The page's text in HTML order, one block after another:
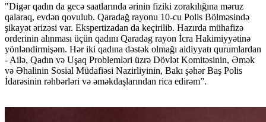
"Digər qadın da gecə saatlarında ərinin fiziki zorakılığına məruz
qalaraq, evdən qovulub. Qaradağ rayonu 10-cu Polis Bölməsində
şikayət ərizəsi var. Ekspertizadan da keçirilib. Hazırda mühafizə
orderinin alınması üçün qadını Qaradag rayon İcra Hakimiyyətinə
yönləndirmişəm. Hər iki qadına dəstək olmağı aidiyyatı qurumlardan
- Ailə, Qadın və Uşaq Problemləri üzrə Dövlət Komitəsinin, Əmək
və Əhalinin Sosial Müdafiəsi Nazirliyinin, Bakı şəhər Baş Polis
İdarəsinin rəhbərləri və əməkdaşlarından rica edirəm”.